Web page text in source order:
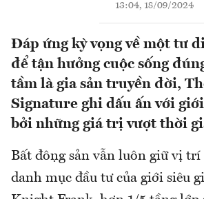
13:04, 18/09/2024
Đáp ứng kỳ vọng về một tư
để tận hưởng cuộc sống
tầm là gia sản truyền đời,
Signature ghi dấu ấn với
bởi những giá trị vượt thời
Bất động sản vẫn luôn giữ vị
danh mục đầu tư của giới siêu